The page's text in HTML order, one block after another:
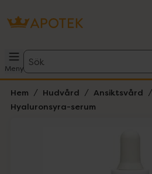
Meny
Sök
Hem Hudvård Ansiktsvård
Hyaluronsyra-serum